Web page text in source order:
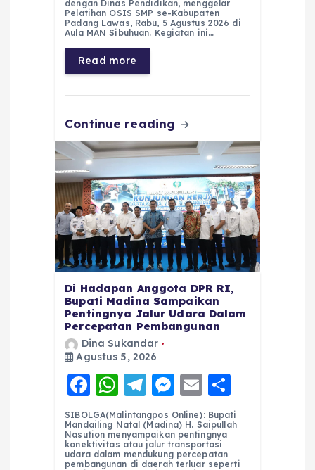
e
b
o
o
k
ts
A
p
p
g
r
a
m
e
n
l
re
dengan Dinas Pendidikan, menggelar
Pelatihan OSIS SMP se-Kabupaten
Padang Lawas, Rabu, 5 Agustus 2026 di
Aula MAN Sibuhuan. Kegiatan ini…
Read more
Continue reading
Di Hadapan Anggota DPR RI,
Bupati Madina Sampaikan
Pentingnya Jalur Udara Dalam
Percepatan Pembangunan
Dina Sukandar
Agustus 5, 2026
F
a
c
e
W
h
a
ts
T
el
e
g
M
e
ss
e
E
m
ai
l
h
a
re
SIBOLGA(Malintangpos Online): Bupati
Mandailing Natal (Madina) H. Saipullah
Nasution menyampaikan pentingnya
konektivitas atau jalur transportasi
udara dalam mendukung percepatan
pembangunan di daerah terluar seperti